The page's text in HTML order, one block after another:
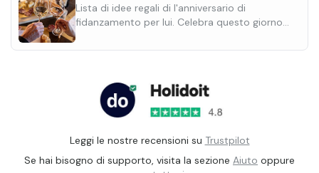
Lista di idee regali di l'anniversario di
fidanzamento per lui. Celebra questo giorno
indimenticabile e personalizzala con un
Leggi le nostre recensioni su Trustpilot
Se hai bisogno di supporto, visita la sezione Aiuto oppure